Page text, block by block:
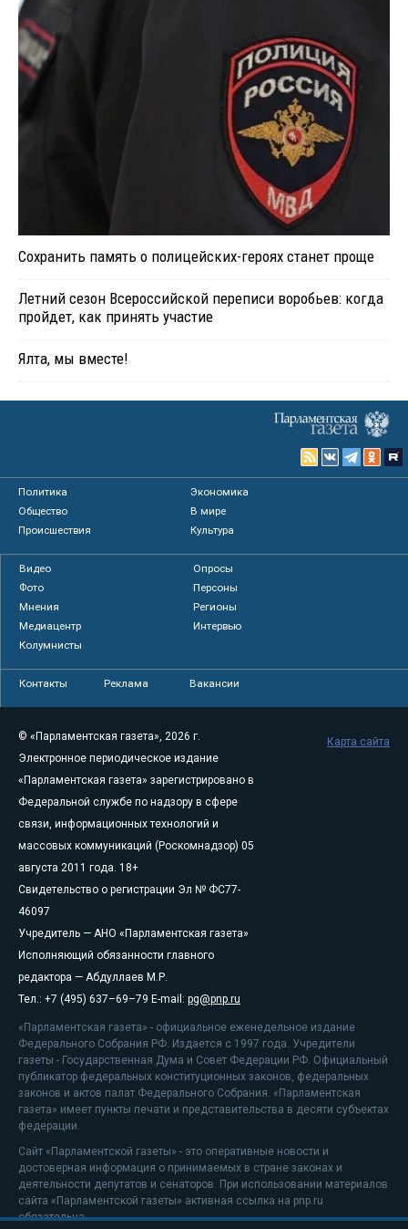
Сохранить память о полицейских-героях станет проще
Летний сезон Всероссийской переписи воробьев: когда
пройдет, как принять участие
Ялта, мы вместе!
Политика
Экономика
Общество
В мире
Происшествия
Культура
Видео
Опросы
Фото
Персоны
Мнения
Регионы
Медиацентр
Интервью
Колумнисты
Контакты Реклама Вакансии
© «Парламентская газета», 2026 г.
Электронное периодическое издание
«Парламентская газета» зарегистрировано в
Федеральной службе по надзору в сфере
связи, информационных технологий и
массовых коммуникаций (Роскомнадзор) 05
августа 2011 года. 18+
Свидетельство о регистрации Эл № ФС77-
46097
Учредитель — АНО «Парламентская газета»
Исполняющий обязанности главного
редактора — Абдуллаев М.Р.
Тел.: +7 (495) 637–69–79 E-mail: pg@pnp.ru
«Парламентская газета» - официальное еженедельное издание
Федерального Собрания РФ. Издается с 1997 года. Учредители
газеты - Государственная Дума и Совет Федерации РФ. Официальный
публикатор федеральных конституционных законов, федеральных
законов и актов палат Федерального Собрания. «Парламентская
газета» имеет пункты печати и представительства в десяти субъектах
федерации.
Сайт «Парламентской газеты» - это оперативные новости и
достоверная информация о принимаемых в стране законах и
деятельности депутатов и сенаторов. При использовании материалов
сайта «Парламентской газеты» активная ссылка на pnp.ru
обязательна.
Карта сайта